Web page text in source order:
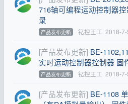
716轴可编程运动控制器
录
产品发布更新 钇控王工 2018-7-
[产品发布更新] BE-
实时运动控制器控制器 固
产品发布更新 钇控王工 2018-7-
[产品发布更新] BE-1108